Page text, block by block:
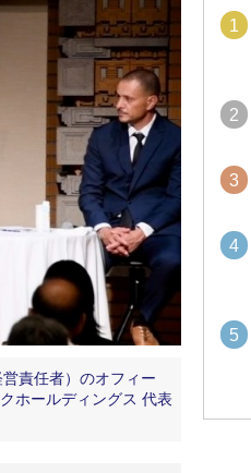
責任者）のオフィー
ホールディングス 代表
1
2
3
4
5